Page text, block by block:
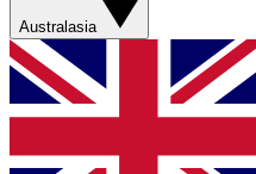
Australasia